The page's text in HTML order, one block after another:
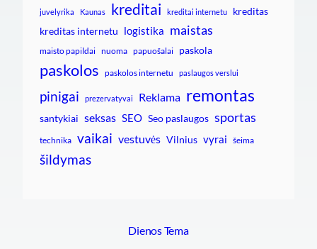
juvelyrika Kaunas kreditai kreditai internetu
kreditas
kreditas internetu logistika maistas
maisto papildai nuoma papuošalai paskola
paskolos paskolos internetu paslaugos verslui
pinigai prezervatyvai Reklama remontas
santykiai seksas SEO Seo paslaugos sportas
technika vaikai vestuvės Vilnius vyrai šeima
šildymas
Dienos Tema